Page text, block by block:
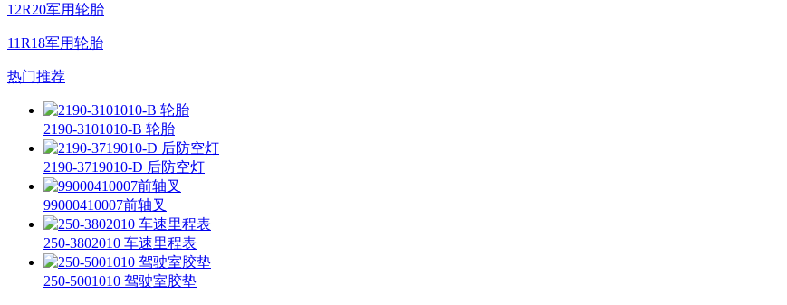
12R20军用轮胎
11R18军用轮胎
热门推荐
2190-3101010-B 轮胎
2190-3719010-D 后防空灯
99000410007前轴叉
250-3802010 车速里程表
250-5001010 驾驶室胶垫